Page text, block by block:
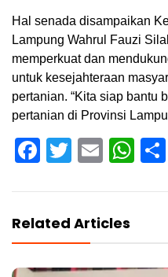
Hal senada disampaikan
Lampung Wahrul Fauzi
memperkuat dan
untuk kesejahteraan
pertanian. “Kita siap bantu
pertanian di Provinsi
Facebook
Twitter
Email
Related Articles